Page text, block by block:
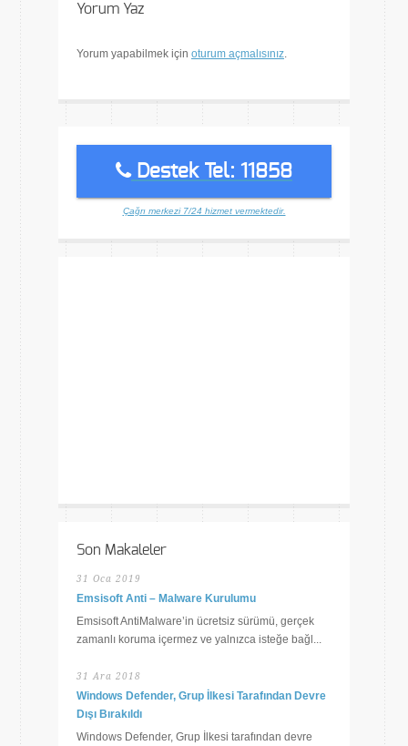
Yorum Yaz
Yorum yapabilmek için oturum açmalısınız.
Destek Tel: 11858
Çağrı merkezi 7/24 hizmet vermektedir.
Son Makaleler
31 Oca 2019
Emsisoft Anti – Malware Kurulumu
Emsisoft AntiMalware’in ücretsiz sürümü, gerçek
zamanlı koruma içermez ve yalnızca isteğe bağl...
31 Ara 2018
Windows Defender, Grup İlkesi Tarafından Devre
Dışı Bırakıldı
Windows Defender, Grup İlkesi tarafından devre